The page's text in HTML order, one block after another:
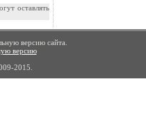
оставлять
версию сайта.
версию
2015.